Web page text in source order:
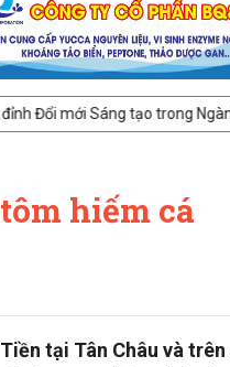
Ngành Thực phẩm Thủy
hiếm cá
tại Tân Châu và